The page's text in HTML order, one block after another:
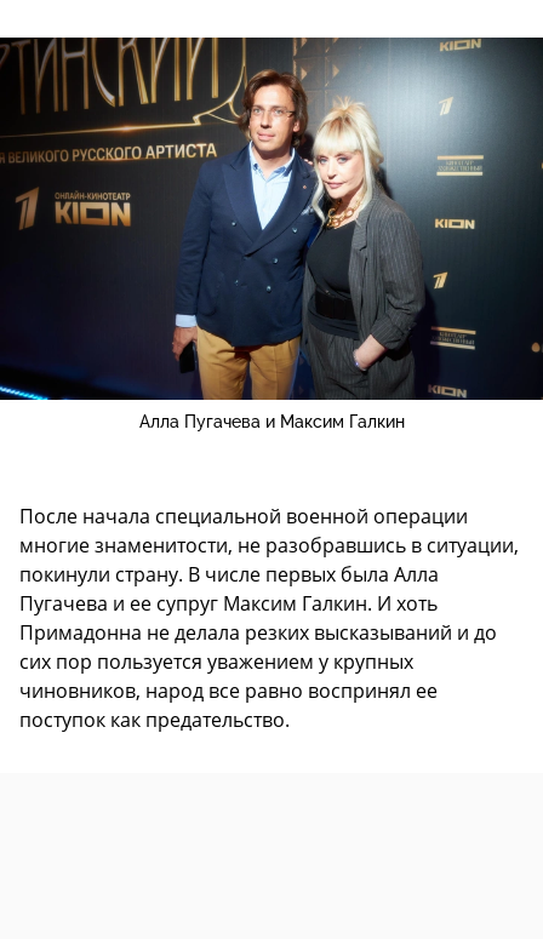
Алла Пугачева и Максим Галкин
После начала специальной военной операции
многие знаменитости, не разобравшись в ситуации,
покинули страну. В числе первых была Алла
Пугачева и ее супруг Максим Галкин. И хоть
Примадонна не делала резких высказываний и до
сих пор пользуется уважением у крупных
чиновников, народ все равно воспринял ее
поступок как предательство.